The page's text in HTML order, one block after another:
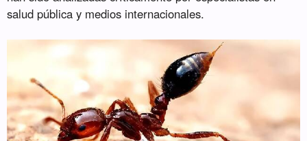
salud pública y medios internacionales.